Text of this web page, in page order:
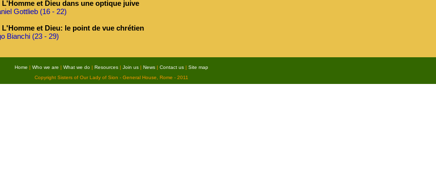
L'Homme et Dieu dans une optique juive
Gottlieb (16 - 22)
L'Homme et Dieu: le point de vue chrétien
Bianchi (23 - 29)
Home | Who we are | What we do | Resources | Join us | News | Contact us | Site map
Copyright Sisters of Our Lady of Sion - General House, Rome - 2011